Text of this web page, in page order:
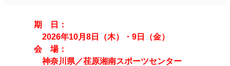
期 日：
2026年10月8日（木）・9日（金）
会 場：
神奈川県／荏原湘南スポーツセンター